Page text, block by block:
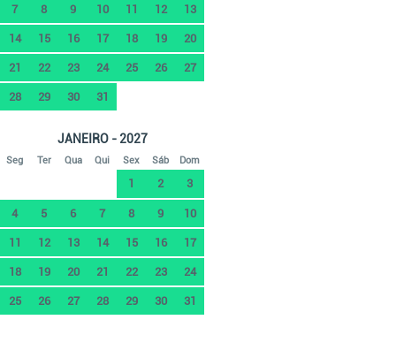
7 8 9 10 11 12 13
14 15 16 17 18 19 20
21 22 23 24 25 26 27
28 29 30 31
JANEIRO - 2027
Seg Ter Qua Qui Sex Sáb Dom
1 2 3
4 5 6 7 8 9 10
11 12 13 14 15 16 17
18 19 20 21 22 23 24
25 26 27 28 29 30 31